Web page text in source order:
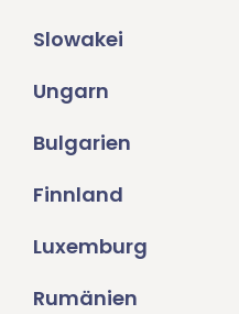
Slowakei
Ungarn
Bulgarien
Finnland
Luxemburg
Rumänien